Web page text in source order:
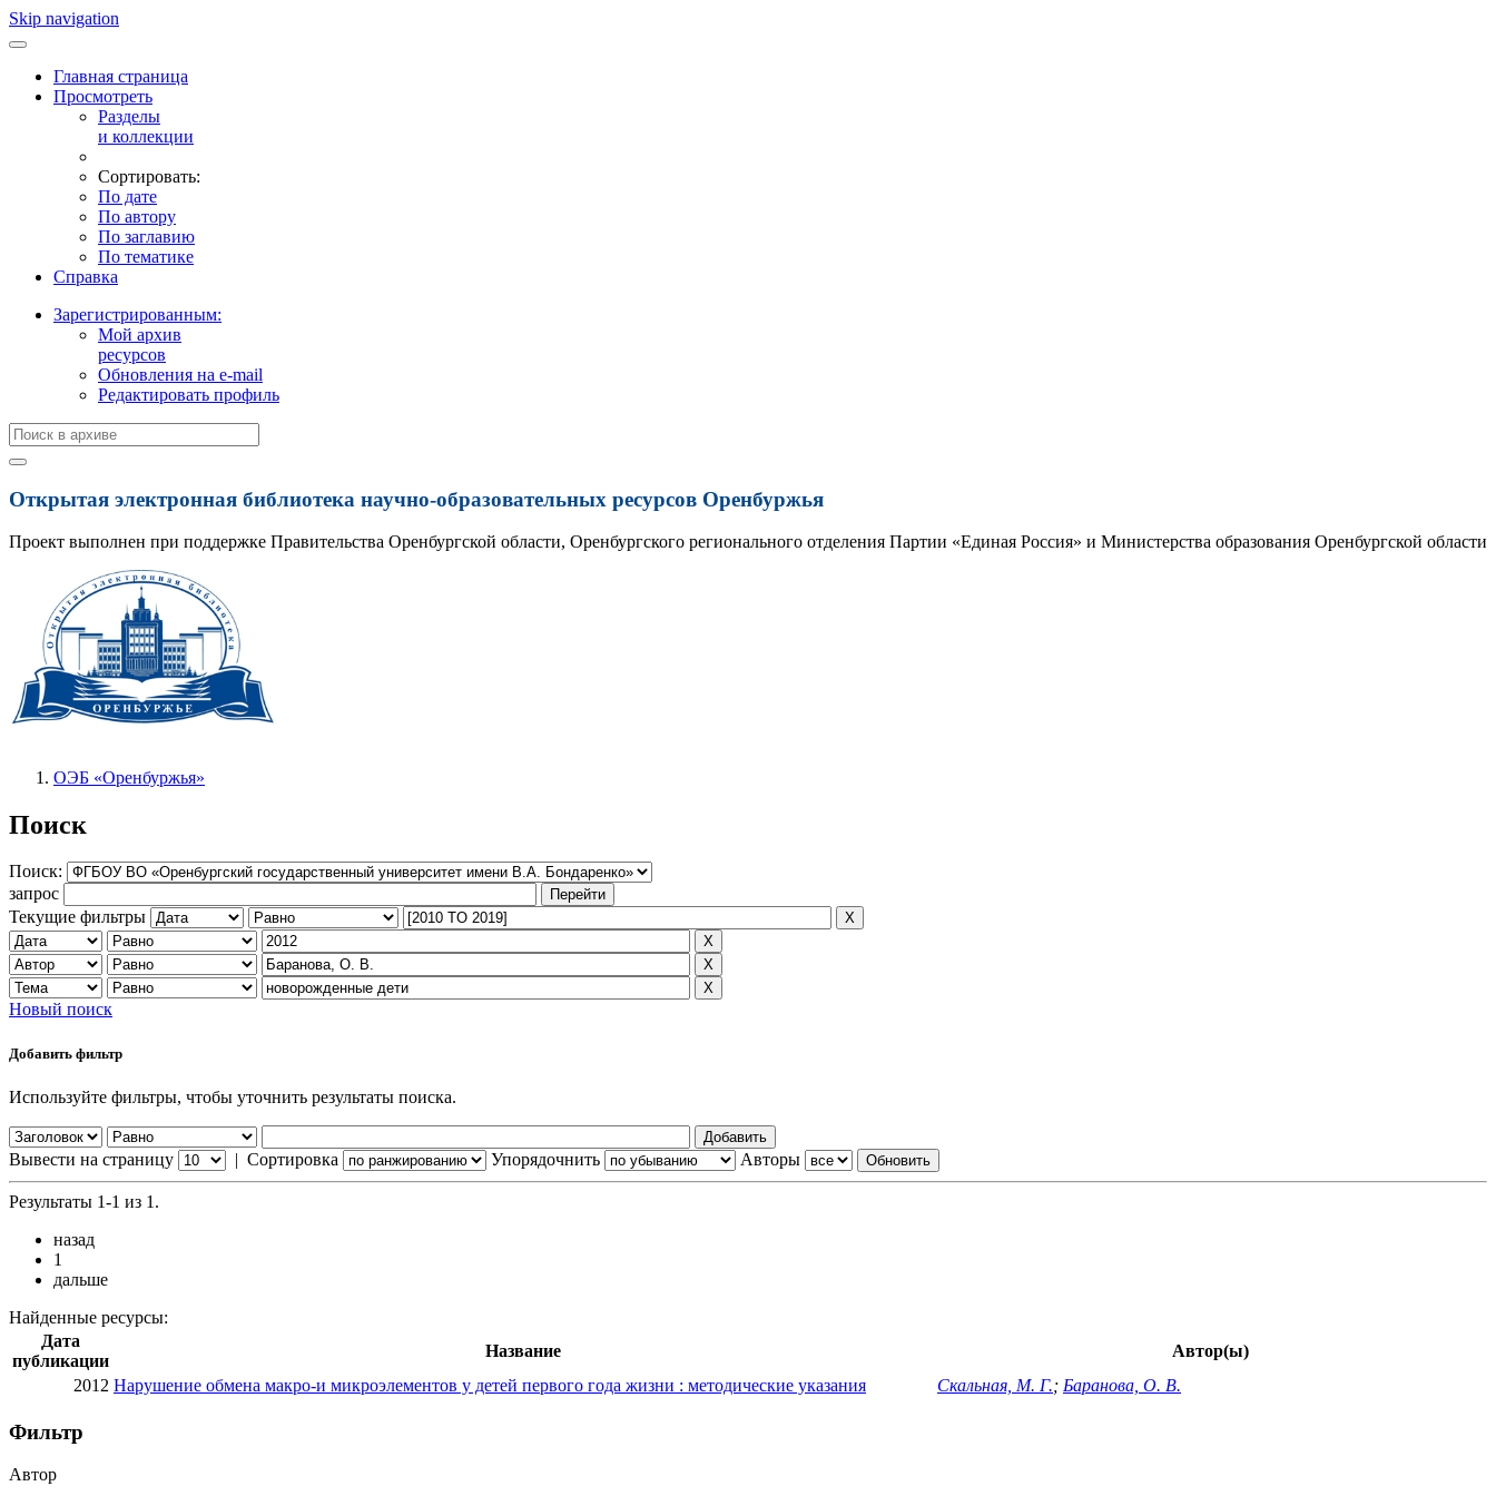
Skip navigation
Главная страница
Просмотреть
Разделы
и коллекции
Сортировать:
По дате
По автору
По заглавию
По тематике
Справка
Зарегистрированным:
Мой архив
ресурсов
Обновления на e-mail
Редактировать профиль
Открытая электронная библиотека научно-образовательных ресурсов Оренбуржья
Проект выполнен при поддержке Правительства Оренбургской области, Оренбургского регионального отделения Партии «Единая Россия» и Министерства образования Оренбургской области
ОЭБ «Оренбуржья»
Поиск
Поиск:
запрос
Текущие фильтры
Новый поиск
Добавить фильтр
Используйте фильтры, чтобы уточнить результаты поиска.
Вывести на страницу | Сортировка Упорядочнить Авторы
Результаты 1-1 из 1.
назад
1
дальше
Найденные ресурсы:
Дата
публикации
Название
Автор(ы)
2012 Нарушение обмена макро-и микроэлементов у детей первого года жизни : методические указания Скальная, М. Г.; Баранова, О. В.
Фильтр
Автор